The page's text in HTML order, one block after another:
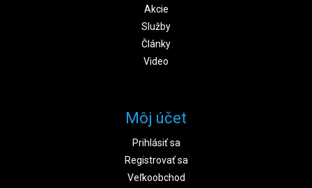
Akcie
Služby
Články
Video
Môj účet
Prihlásiť sa
Registrovať sa
Veľkoobchod